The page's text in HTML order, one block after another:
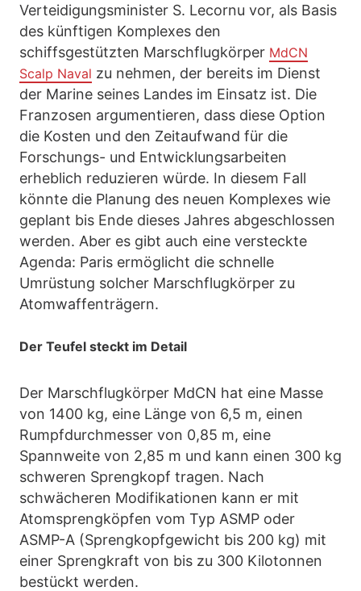
Verteidigungsminister S. Lecornu vor, als Basis
des künftigen Komplexes den
schiffsgestützten Marschflugkörper MdCN
Scalp Naval zu nehmen, der bereits im Dienst
der Marine seines Landes im Einsatz ist. Die
Franzosen argumentieren, dass diese Option
die Kosten und den Zeitaufwand für die
Forschungs- und Entwicklungsarbeiten
erheblich reduzieren würde. In diesem Fall
könnte die Planung des neuen Komplexes wie
geplant bis Ende dieses Jahres abgeschlossen
werden. Aber es gibt auch eine versteckte
Agenda: Paris ermöglicht die schnelle
Umrüstung solcher Marschflugkörper zu
Atomwaffenträgern.
Der Teufel steckt im Detail
Der Marschflugkörper MdCN hat eine Masse
von 1400 kg, eine Länge von 6,5 m, einen
Rumpfdurchmesser von 0,85 m, eine
Spannweite von 2,85 m und kann einen 300 kg
schweren Sprengkopf tragen. Nach
schwächeren Modifikationen kann er mit
Atomsprengköpfen vom Typ ASMP oder
ASMP-A (Sprengkopfgewicht bis 200 kg) mit
einer Sprengkraft von bis zu 300 Kilotonnen
bestückt werden.